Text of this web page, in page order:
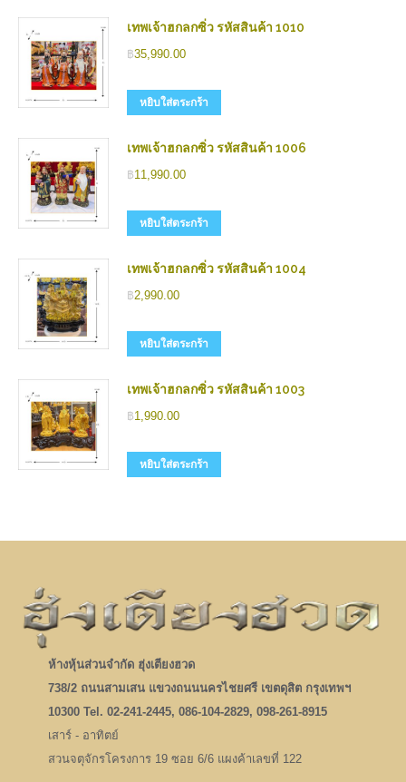
เทพเจ้าฮกลกซิ่ว รหัสสินค้า 1010
฿35,990.00
หยิบใส่ตระกร้า
เทพเจ้าฮกลกซิ่ว รหัสสินค้า 1006
฿11,990.00
หยิบใส่ตระกร้า
เทพเจ้าฮกลกซิ่ว รหัสสินค้า 1004
฿2,990.00
หยิบใส่ตระกร้า
เทพเจ้าฮกลกซิ่ว รหัสสินค้า 1003
฿1,990.00
หยิบใส่ตระกร้า
ห้างหุ้นส่วนจำกัด ฮุ่งเตียงฮวด
738/2 ถนนสามเสน แขวงถนนนครไชยศรี เขตดุสิต กรุงเทพฯ
10300 Tel. 02-241-2445, 086-104-2829, 098-261-8915
เสาร์ - อาทิตย์
สวนจตุจักรโครงการ 19 ซอย 6/6 แผงค้าเลขที่ 122